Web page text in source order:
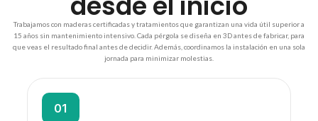
Trabajamos con maderas certificadas y tratamientos que garantizan una vida útil superior a
15 años sin mantenimiento intensivo. Cada pérgola se diseña en 3D antes de fabricar, para
que veas el resultado final antes de decidir. Además, coordinamos la instalación en una sola
jornada para minimizar molestias.
01